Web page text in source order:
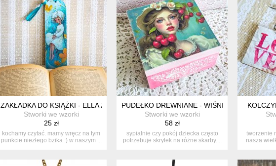
ZAKŁADKA DO KSIĄŻKI - ELLA ZAKLĘTA
Stworki we wzorki
25 zł
kochamy czytać. mamy wręcz na tym
punkcie niezłego bzika :) w naszym ...
PUDEŁKO DREWNIANE - WIŚNIE - SWEET
Stworki we wzorki
58 zł
sypialnie czy pokój dziecka często
potrzebuje skrytek na różne skarby....
tworzenie
nasza